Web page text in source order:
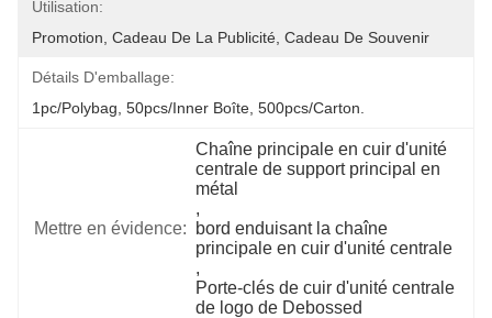
Utilisation:
Promotion, Cadeau De La Publicité, Cadeau De Souvenir
Détails D'emballage:
1pc/polybag, 50pcs/inner Boîte, 500pcs/carton.
Mettre en évidence:
Chaîne principale en cuir d'unité
centrale de support principal en
métal
,
bord enduisant la chaîne
principale en cuir d'unité centrale
,
Porte-clés de cuir d'unité centrale
de logo de Debossed